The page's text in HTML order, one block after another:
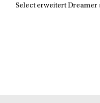
Select erweitert Dreamer